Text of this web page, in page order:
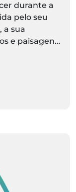
durante a
pelo seu
a sua
e paisagens